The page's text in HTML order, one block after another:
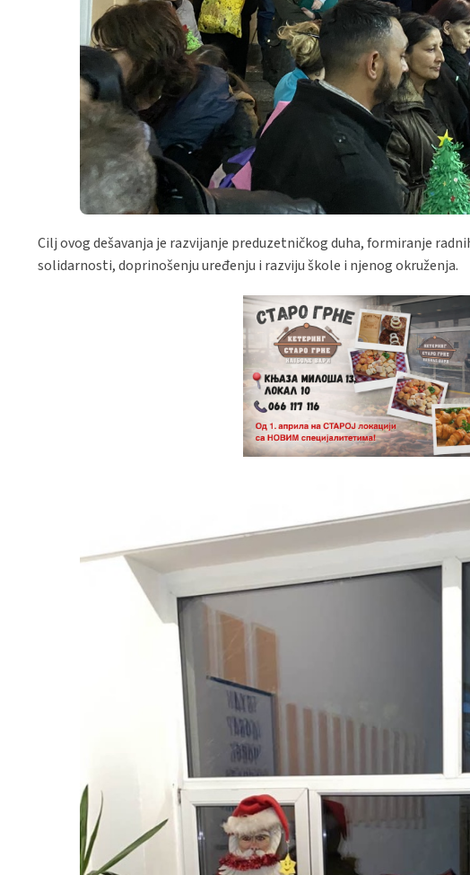
Cilj ovog dešavanja je razvijanje preduzetničkog duha, formiranje
solidarnosti, doprinošenju uređenju i razviju škole i njenog okruženja.